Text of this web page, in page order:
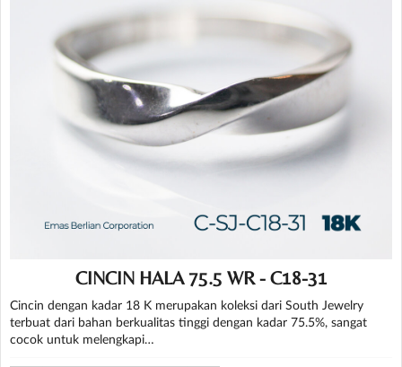
CINCIN HALA 75.5 WR - C18-31
Cincin dengan kadar 18 K merupakan koleksi dari South Jewelry
terbuat dari bahan berkualitas tinggi dengan kadar 75.5%, sangat
cocok untuk melengkapi…